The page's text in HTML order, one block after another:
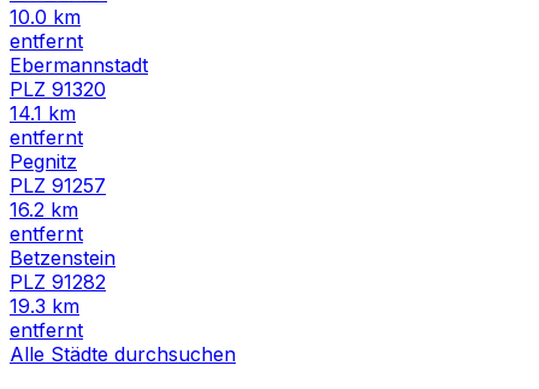
10.0 km
entfernt
Ebermannstadt
PLZ 91320
14.1 km
entfernt
Pegnitz
PLZ 91257
16.2 km
entfernt
Betzenstein
PLZ 91282
19.3 km
entfernt
Alle Städte durchsuchen